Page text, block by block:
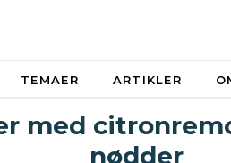
TEMAER ARTIKLER
med
nødder